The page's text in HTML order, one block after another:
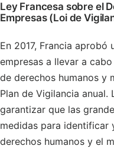
Ley Francesa sobre el
Empresas (Loi de
En 2017, Francia
empresas a llevar a
de derechos humanos y
Plan de Vigilancia
garantizar que las
medidas para identificar
derechos humanos y el